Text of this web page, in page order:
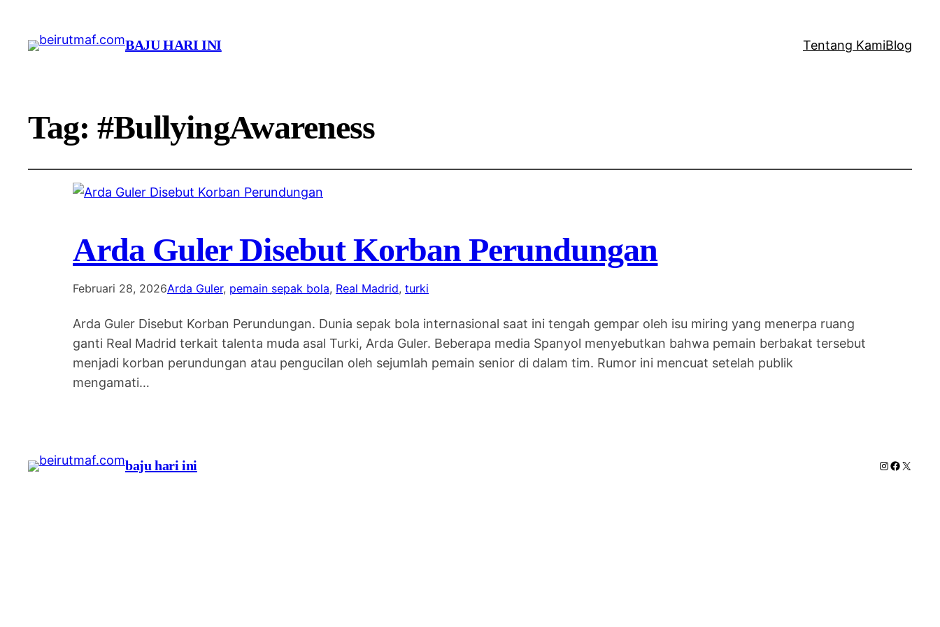
BAJU HARI INI Tentang KamiBlog
Tag:#BullyingAwareness
Arda Guler Disebut Korban Perundungan
Februari 28, 2026Arda Guler, pemain sepak bola, Real Madrid, turki
Arda Guler Disebut Korban Perundungan. Dunia sepak bola internasional saat ini tengah gempar oleh isu miring yang menerpa ruang
ganti Real Madrid terkait talenta muda asal Turki, Arda Guler. Beberapa media Spanyol menyebutkan bahwa pemain berbakat tersebut
menjadi korban perundungan atau pengucilan oleh sejumlah pemain senior di dalam tim. Rumor ini mencuat setelah publik
mengamati…
baju hari ini Instagram
X